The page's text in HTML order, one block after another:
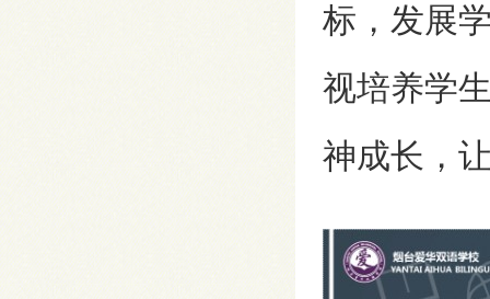
标，发展
视培养学
神成长，